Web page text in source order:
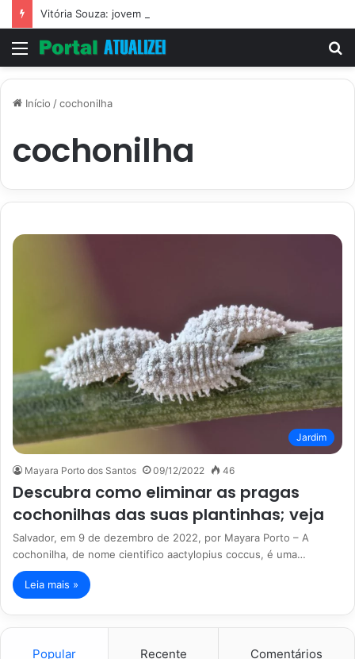
Menu
Início /cochonilha
cochonilha
Jardim
Mayara Porto dos Santos 09/12/2022 46
Descubra como eliminar as pragas
cochonilhas das suas plantinhas; veja
Salvador, em 9 de dezembro de 2022, por Mayara Porto – A
cochonilha, de nome cientifico aactylopius coccus, é uma…
Leia mais »
Popular Recente Comentários